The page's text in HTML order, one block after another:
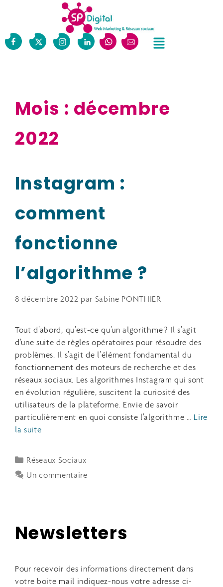
Mois : décembre
2022
Instagram :
comment
fonctionne
l’algorithme ?
8 décembre 2022 par Sabine PONTHIER
Tout d’abord, qu’est-ce qu’un algorithme ? Il s’agit
d’une suite de règles opératoires pour résoudre des
problèmes. Il s’agit de l’élément fondamental du
fonctionnement des moteurs de recherche et des
réseaux sociaux. Les algorithmes Instagram qui sont
en évolution régulière, suscitent la curiosité des
utilisateurs de la plateforme. Envie de savoir
particulièrement en quoi consiste l’algorithme … Lire
la suite
Réseaux Sociaux
Un commentaire
Newsletters
Pour recevoir des informations directement dans
votre boite mail indiquez-nous votre adresse ci-